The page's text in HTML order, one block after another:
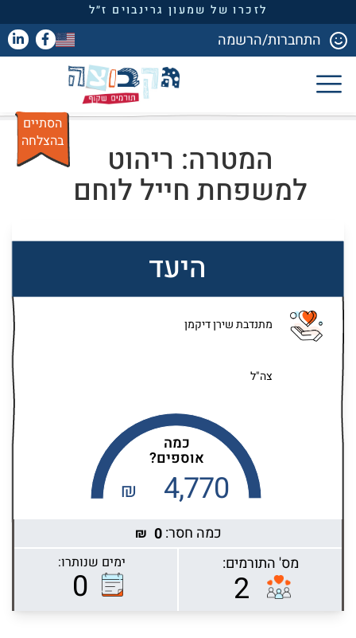
לזכרו של שמעון גרינבוים ז״ל
התחברות/הרשמה
המטרה: ריהוט
למשפחת חייל לוחם
הסתיים
בהצלחה
היעד
מתנדבת שירן דיקמן
צה"ל
Highcharts.com
כמה
אוספים?
4,770
כמה חסר:0
₪
מס' התורמים: ימים שנותרו:
0